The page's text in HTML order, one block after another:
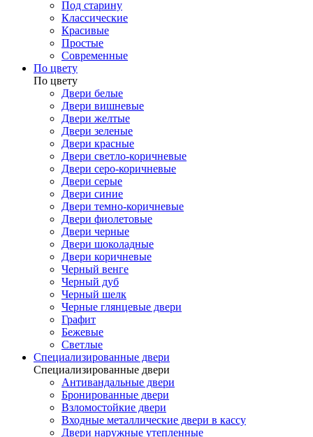
Под старину
Классические
Красивые
Простые
Современные
По цвету
По цвету
Двери белые
Двери вишневые
Двери желтые
Двери зеленые
Двери красные
Двери светло-коричневые
Двери серо-коричневые
Двери серые
Двери синие
Двери темно-коричневые
Двери фиолетовые
Двери черные
Двери шоколадные
Двери коричневые
Черный венге
Черный дуб
Черный шелк
Черные глянцевые двери
Графит
Бежевые
Светлые
Специализированные двери
Специализированные двери
Антивандальные двери
Бронированные двери
Взломостойкие двери
Входные металлические двери в кассу
Двери наружные утепленные